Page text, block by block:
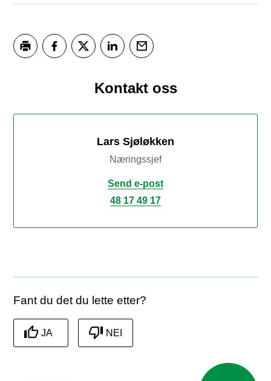
Kontakt oss
Lars Sjøløkken
Næringssjef
Send e-post
48 17 49 17
Fant du det du lette etter?
JA NEI